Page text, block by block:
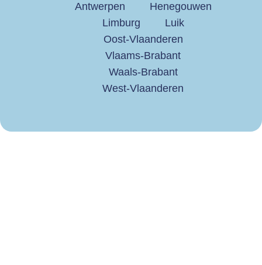
Antwerpen
Henegouwen
Limburg
Luik
Oost-Vlaanderen
Vlaams-Brabant
Waals-Brabant
West-Vlaanderen